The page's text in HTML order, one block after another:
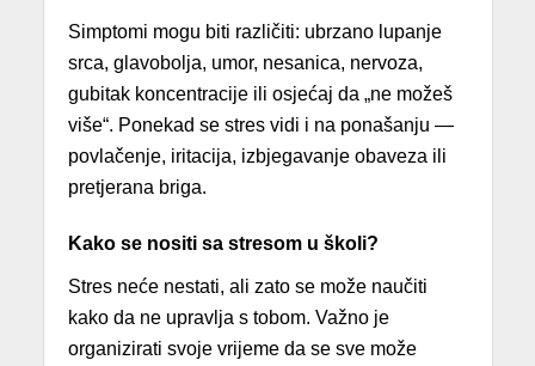
Simptomi mogu biti različiti: ubrzano lupanje
srca, glavobolja, umor, nesanica, nervoza,
gubitak koncentracije ili osjećaj da „ne možeš
više“. Ponekad se stres vidi i na ponašanju —
povlačenje, iritacija, izbjegavanje obaveza ili
pretjerana briga.
Kako se nositi sa stresom u školi?
Stres neće nestati, ali zato se može naučiti
kako da ne upravlja s tobom. Važno je
organizirati svoje vrijeme da se sve može